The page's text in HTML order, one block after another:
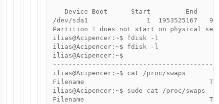
Device Boot      Start         End
/dev/sda1               1  1953525167
Partition 1 does not start on physical
ilias@Acipencer:~$ fdisk -l
ilias@Acipencer:~$ fdisk -l
ilias@Acipencer:~$
ilias@Acipencer:~$ cat /proc/swaps
Filename				Type		Size	Used	Priority
ilias@Acipencer:~$ sudo cat /proc/swaps
Filename				Type		Size	Used	Priority